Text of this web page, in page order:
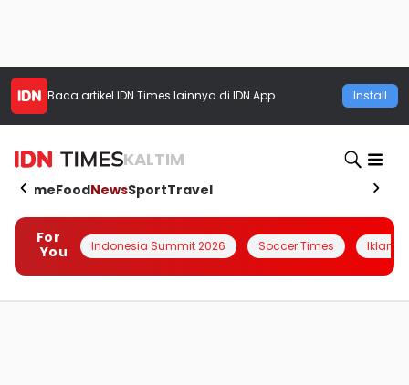
Baca artikel IDN Times lainnya di IDN App Install
KALTIM
HomeFoodNewsSportTravel
For
You
Indonesia Summit 2026 Soccer Times Iklanin